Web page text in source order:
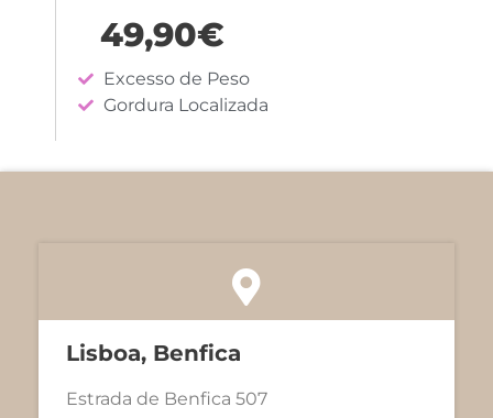
49,90€
Excesso de Peso
Gordura Localizada
Lisboa, Benfica
Estrada de Benfica 507